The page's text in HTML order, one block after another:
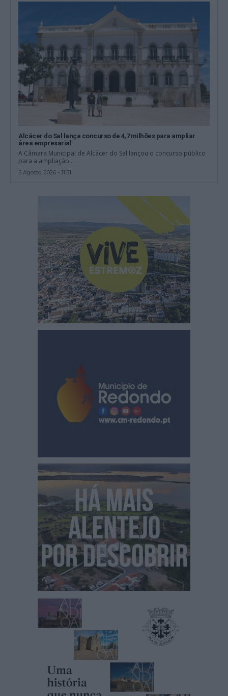
Alcácer do Sal lança concurso de 4,7 milhões para ampliar
área empresarial
A Câmara Municipal de Alcácer do Sal lançou o concurso público
para a ampliação...
5 Agosto, 2026 - 11:51